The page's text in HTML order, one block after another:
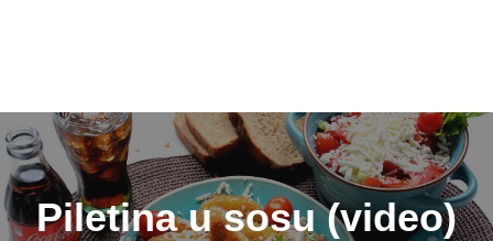
Piletina u sosu (video)